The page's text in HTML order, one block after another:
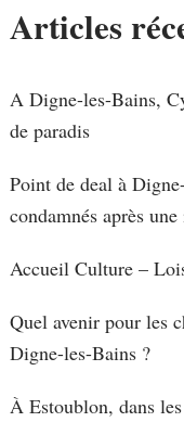
Articles
A Digne-les-Bains,
de paradis
Point de deal à
condamnés après
Accueil Culture –
Quel avenir pour les
Digne-les-Bains ?
À Estoublon, dans